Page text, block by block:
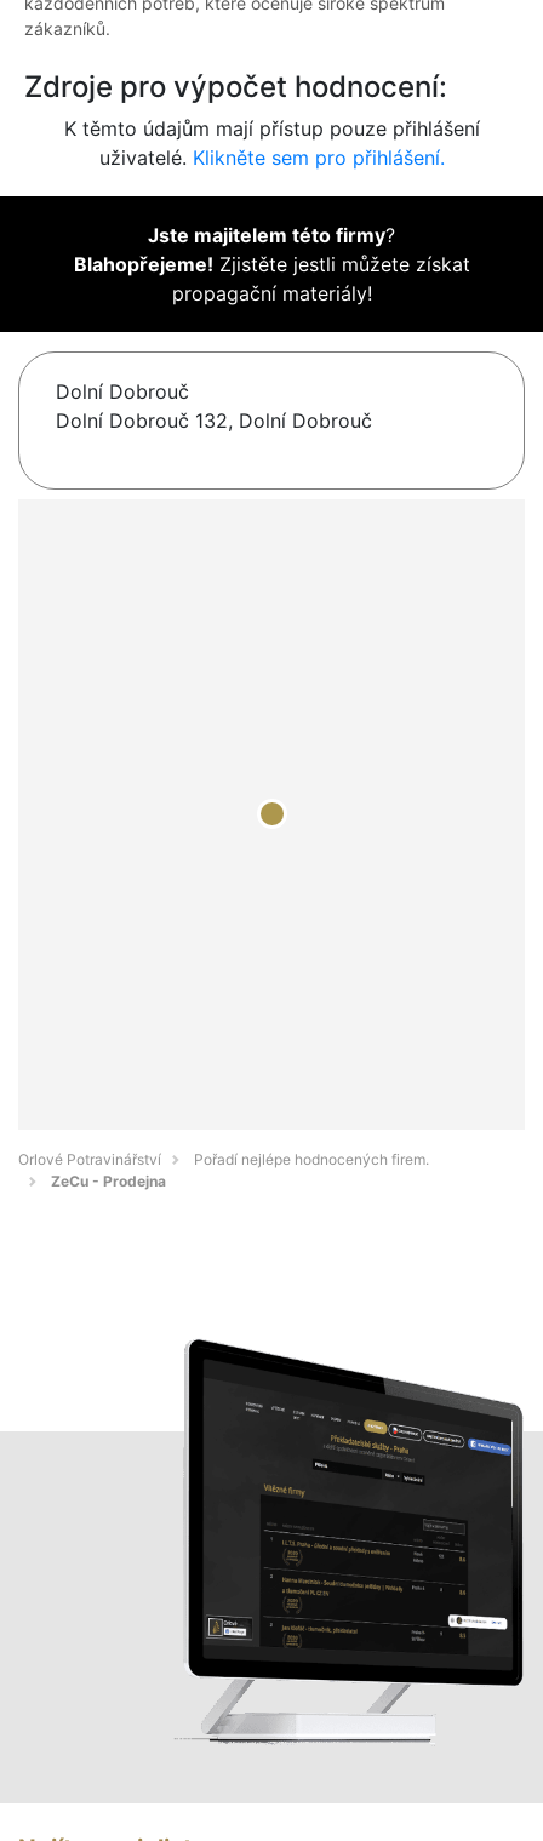
zákazníků.
Zdroje pro výpočet hodnocení:
K těmto údajům mají přístup pouze přihlášení
uživatelé. Klikněte sem pro přihlášení.
Jste majitelem této firmy?
Blahopřejeme! Zjistěte jestli můžete získat
propagační materiály!
Dolní Dobrouč
Dolní Dobrouč 132, Dolní Dobrouč
Orlové Potravinářství
Pořadí nejlépe hodnocených firem.
ZeCu - Prodejna